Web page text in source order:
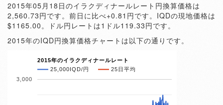
2015年05月18日のイラクディナールレート円換算価格は
2,560.73円です。前日に比べ+0.81円です。IQDの現地価格は
$1165.00。ドル円レートは1ドル119.33円です。
2015年のIQD円換算価格チャートは以下の通りです。
2015年のイラクディナールレート
25,000IQD/円
25日平均
3,000